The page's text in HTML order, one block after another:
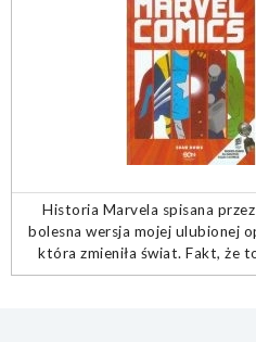
Historia Marvela spisana
bolesna wersja mojej ulubionej
która zmieniła świat. Fakt, że